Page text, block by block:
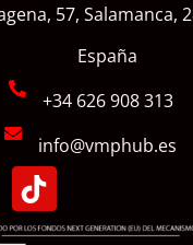
57, Salamanca,
España
+34 626 908 313
info@vmphub.es